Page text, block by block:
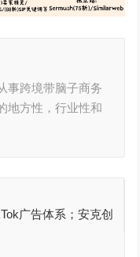
事跨境带脑子商务
地方性，行业性和
广告体系；安克创